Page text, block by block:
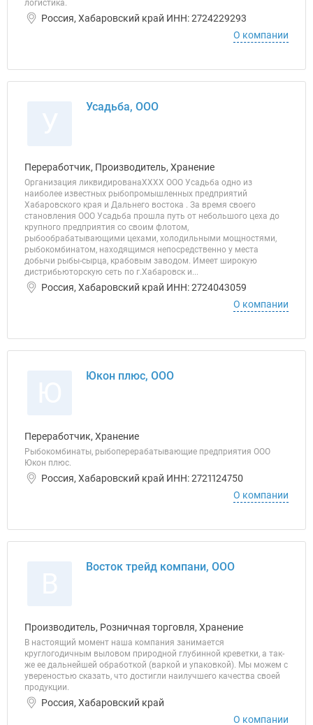
логистика.
Россия, Хабаровский край ИНН: 2724229293
О компании
Усадьба, ООО
Переработчик, Производитель, Хранение
Организация ликвидированаХХХХ ООО Усадьба одно из
наиболее известных рыбопромышленных предприятий
Хабаровского края и Дальнего востока . За время своего
становления ООО Усадьба прошла путь от небольшого цеха до
крупного предприятия со своим флотом,
рыбообрабатывающими цехами, холодильными мощностями,
рыбокомбинатом, находящимся непосредственно у места
добычи рыбы-сырца, крабовым заводом. Имеет широкую
дистрибьюторскую сеть по г.Хабаровск и...
Россия, Хабаровский край ИНН: 2724043059
О компании
Юкон плюс, ООО
Переработчик, Хранение
Рыбокомбинаты, рыбоперерабатывающие предприятия ООО
Юкон плюс.
Россия, Хабаровский край ИНН: 2721124750
О компании
Восток трейд компани, ООО
Производитель, Розничная торговля, Хранение
В настоящий момент наша компания занимается
круглогодичным выловом природной глубинной креветки, а так-
же ее дальнейшей обработкой (варкой и упаковкой). Мы можем с
увереностью сказать, что достигли наилучшего качества своей
продукции.
Россия, Хабаровский край
О компании